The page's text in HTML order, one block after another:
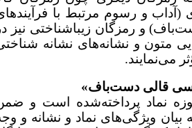
و رسوم مرتبط با فرآیندهای
و رمزگان زیباشناختی نیز در
متون و نشانه‌های نشانه شناختی
قالی دست‌باف»
نماد پرداخته‌شده است و ضمن
بیان ویژگی‌های نماد و نشانه و وجه